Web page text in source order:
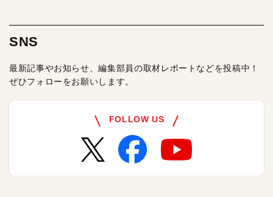
SNS
最新記事やお知らせ、編集部員の取材レポートなどを投稿中！
ぜひフォローをお願いします。
FOLLOW US